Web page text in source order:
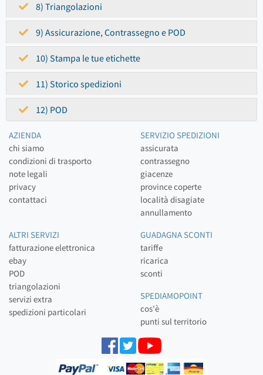
8) Triangolazioni
9) Assicurazione, Contrassegno e POD
10) Stampa le tue etichette
11) Storico spedizioni
12) POD
AZIENDA
chi siamo
condizioni di trasporto
note legali
privacy
contattaci
SERVIZIO SPEDIZIONI
assicurata
contrassegno
giacenze
province coperte
località disagiate
annullamento
ALTRI SERVIZI
fatturazione elettronica
ebay
POD
triangolazioni
servizi extra
spedizioni particolari
GUADAGNA SCONTI
tariffe
ricarica
sconti
SPEDIAMOPOINT
cos'è
punti sul territorio